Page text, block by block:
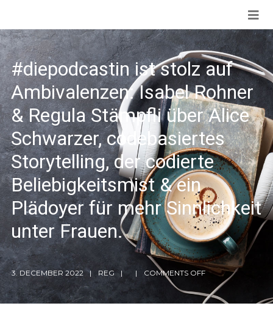
#diepodcastin ist stolz auf
Ambivalenzen: Isabel Rohner
& Regula Stämpfli über Alice
Schwarzer, codebasiertes
Storytelling, der codierte
Beliebigkeitsmist & ein
Plädoyer für mehr Sinnlichkeit
unter Frauen.
3. DECEMBER 2022 REG COMMENTS OFF